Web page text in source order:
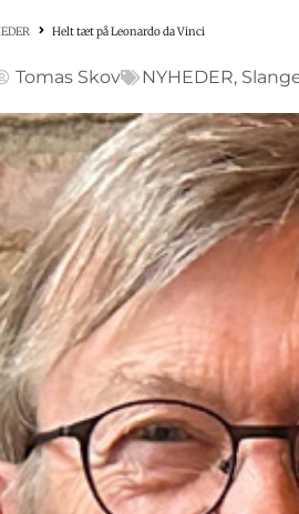
Helt tæt på Leonardo da Vinci
Tomas Skov NYHEDER,